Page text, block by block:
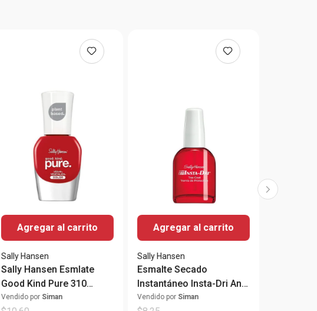
Agregar al carrito
Sally Hansen
Sally Hansen Esmlate
Good Kind Pure 310
Pomegranate Punch
Vendido por Siman
Agregar al carrito
Sally Hansen
Esmalte Secado
Instantáneo Insta-Dri Anti
Chip Top Coat
Vendido por Siman